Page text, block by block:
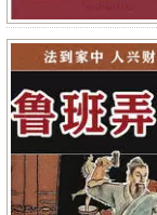
立即购买